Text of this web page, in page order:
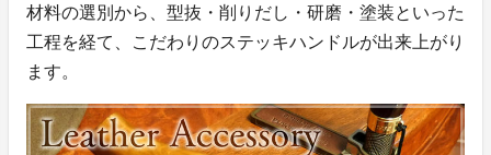
材料の選別から、型抜・削りだし・研磨・塗装といった
工程を経て、こだわりのステッキハンドルが出来上がり
ます。